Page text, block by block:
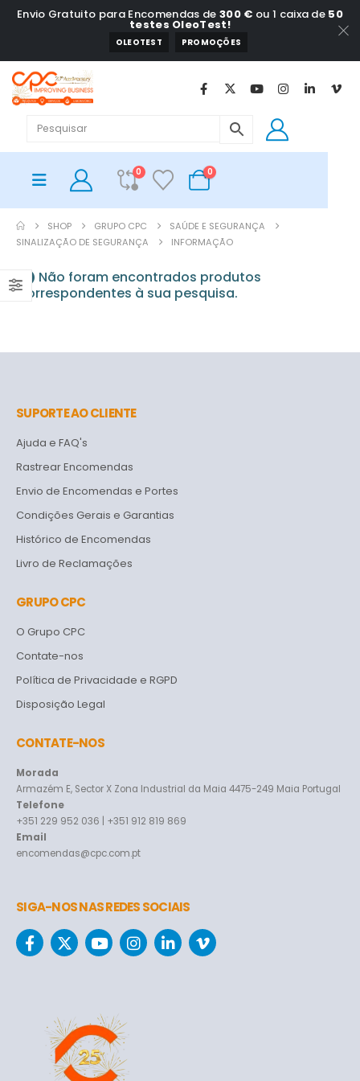
Envio Gratuito para Encomendas de 300 € ou 1 caixa de 50
testes OleoTest!
OLEOTEST PROMOÇÕES
0 0
SHOP GRUPO CPC
SAÚDE E SEGURANÇA
SINALIZAÇÃO DE SEGURANÇA
INFORMAÇÃO
Não foram encontrados produtos
correspondentes à sua pesquisa.
SUPORTE AO CLIENTE
Ajuda e FAQ's
Rastrear Encomendas
Envio de Encomendas e Portes
Condições Gerais e Garantias
Histórico de Encomendas
Livro de Reclamações
GRUPO CPC
O Grupo CPC
Contate-nos
Política de Privacidade e RGPD
Disposição Legal
CONTATE-NOS
Morada
Armazém E, Sector X Zona Industrial da Maia 4475-249 Maia Portugal
Telefone
+351 229 952 036 | +351 912 819 869
Email
encomendas@cpc.com.pt
SIGA-NOS NAS REDES SOCIAIS